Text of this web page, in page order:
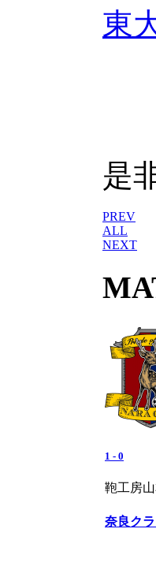
東
是
PREV
ALL
NEXT
1 - 0
鞄工房
奈良ク